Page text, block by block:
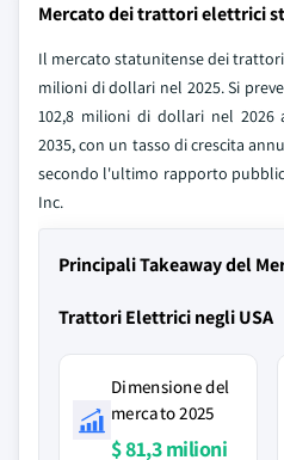
Mercato dei trattori elettrici
Il mercato statunitense dei
milioni di dollari nel 2025. Si
102,8 milioni di dollari nel
2035, con un tasso di crescita
secondo l'ultimo rapporto
Inc.
Principali Takeaway del
Trattori Elettrici negli USA
Dimensione del
mercato 2025
$ 81,3 milioni